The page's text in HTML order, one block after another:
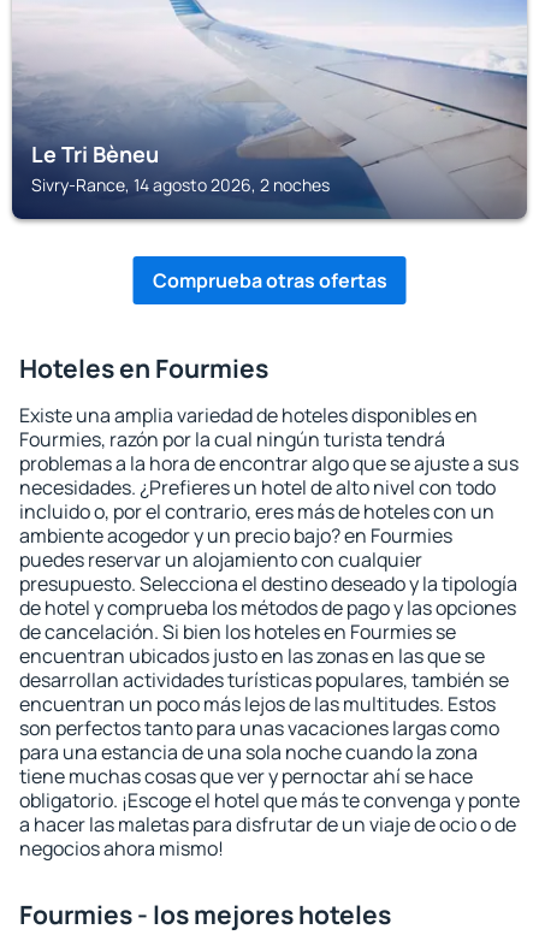
Le Tri Bèneu
Sivry-Rance, 14 agosto 2026, 2 noches
Comprueba otras ofertas
Hoteles en Fourmies
Existe una amplia variedad de hoteles disponibles en
Fourmies, razón por la cual ningún turista tendrá
problemas a la hora de encontrar algo que se ajuste a sus
necesidades. ¿Prefieres un hotel de alto nivel con todo
incluido o, por el contrario, eres más de hoteles con un
ambiente acogedor y un precio bajo? en Fourmies
puedes reservar un alojamiento con cualquier
presupuesto. Selecciona el destino deseado y la tipología
de hotel y comprueba los métodos de pago y las opciones
de cancelación. Si bien los hoteles en Fourmies se
encuentran ubicados justo en las zonas en las que se
desarrollan actividades turísticas populares, también se
encuentran un poco más lejos de las multitudes. Estos
son perfectos tanto para unas vacaciones largas como
para una estancia de una sola noche cuando la zona
tiene muchas cosas que ver y pernoctar ahí se hace
obligatorio. ¡Escoge el hotel que más te convenga y ponte
a hacer las maletas para disfrutar de un viaje de ocio o de
negocios ahora mismo!
Fourmies - los mejores hoteles